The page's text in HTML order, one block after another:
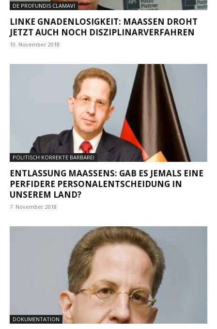
DE PROFUNDIS CLAMAVI
LINKE GNADENLOSIGKEIT: MAASSEN DROHT J
ETZT AUCH NOCH DISZIPLINARVERFAHREN
10. November 2018
POLITISCH KORREKTE BARBAREI
ENTLASSUNG MAASSENS: GAB ES JEMALS EINE P
ERFIDERE PERSONALENTSCHEIDUNG IN U
NSEREM LAND?
7. November 2018
DOKUMENTATION